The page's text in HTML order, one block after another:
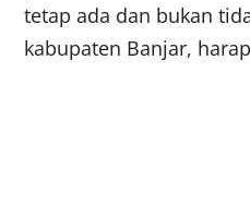
tetap ada dan bukan
kabupaten Banjar,